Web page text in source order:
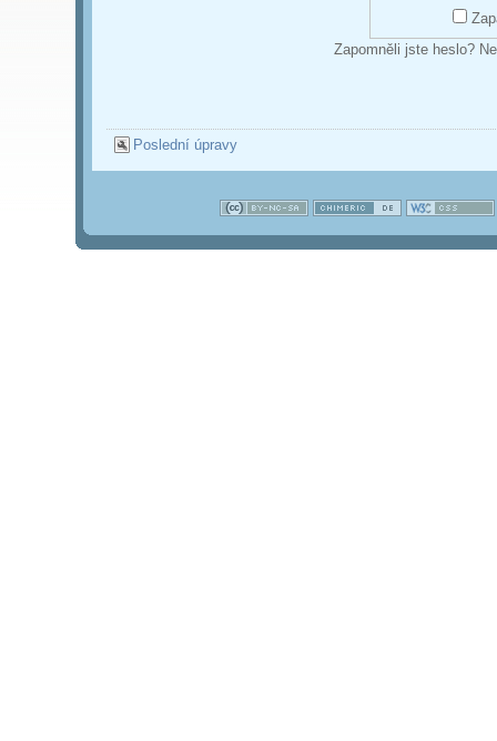
Zapomněli jste heslo?
Poslední úpravy